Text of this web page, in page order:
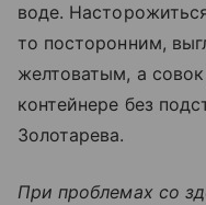
воде.
то посторонним,
желтоватым, а
контейнере без
Золотарева.
При проблемах со